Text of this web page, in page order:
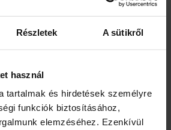
Részletek A sütikről
használ
tartalmak és hirdetések személyre
funkciók biztosításához,
elemzéséhez. Ezenkívül